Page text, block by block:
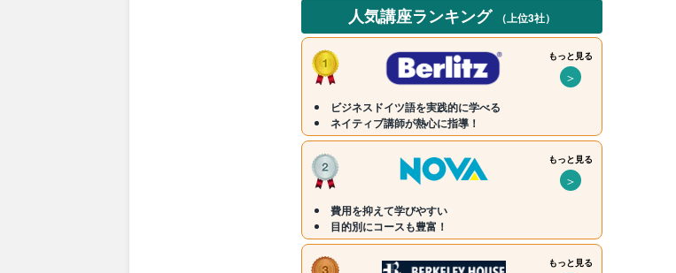
人気講座ランキング （上位3社）
もっと見る
＞
ビジネスドイツ語を実践的に学べる
ネイティブ講師が熱心に指導！
もっと見る
＞
費用を抑えて学びやすい
目的別にコースも豊富！
もっと見る